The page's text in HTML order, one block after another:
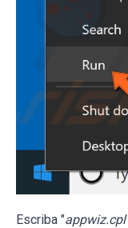
Escriba "appwiz.cpl